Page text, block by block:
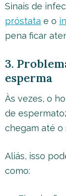
Sinais de
próstata e o
pena ficar
3.
esperma
Às vezes, o
de
chegam até o
Aliás, isso
como: